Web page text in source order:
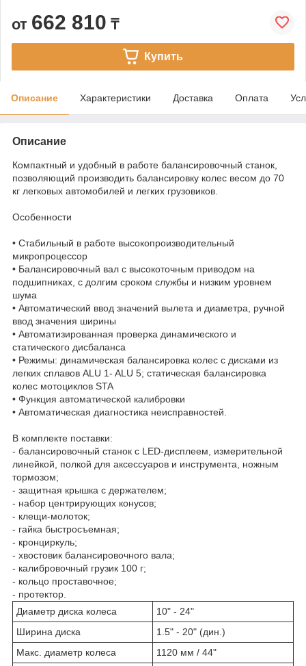
от 662 810 ₸
Купить
Описание Характеристики Доставка Оплата
Описание
Компактный и удобный в работе балансировочный станок,
позволяющий производить балансировку колес весом до 70
кг легковых автомобилей и легких грузовиков.
Особенности
• Стабильный в работе высокопроизводительный
микропроцессор
• Балансировочный вал с высокоточным приводом на
подшипниках, с долгим сроком службы и низким уровнем
шума
• Автоматический ввод значений вылета и диаметра, ручной
ввод значения ширины
• Автоматизированная проверка динамического и
статического дисбаланса
• Режимы: динамическая балансировка колес с дисками из
легких сплавов ALU 1- ALU 5; статическая балансировка
колес мотоциклов STA
• Функция автоматической калибровки
• Автоматическая диагностика неисправностей.
В комплекте поставки:
- балансировочный станок с LED-дисплеем, измерительной
линейкой, полкой для аксессуаров и инструмента, ножным
тормозом;
- защитная крышка с держателем;
- набор центрирующих конусов;
- клещи-молоток;
- гайка быстросъемная;
- кронциркуль;
- хвостовик балансировочного вала;
- калибровочный грузик 100 г;
- кольцо проставочное;
- протектор.
Диаметр диска колеса
10" - 24"
Ширина диска
1.5" - 20" (дин.)
Макс. диаметр колеса
1120 мм / 44"